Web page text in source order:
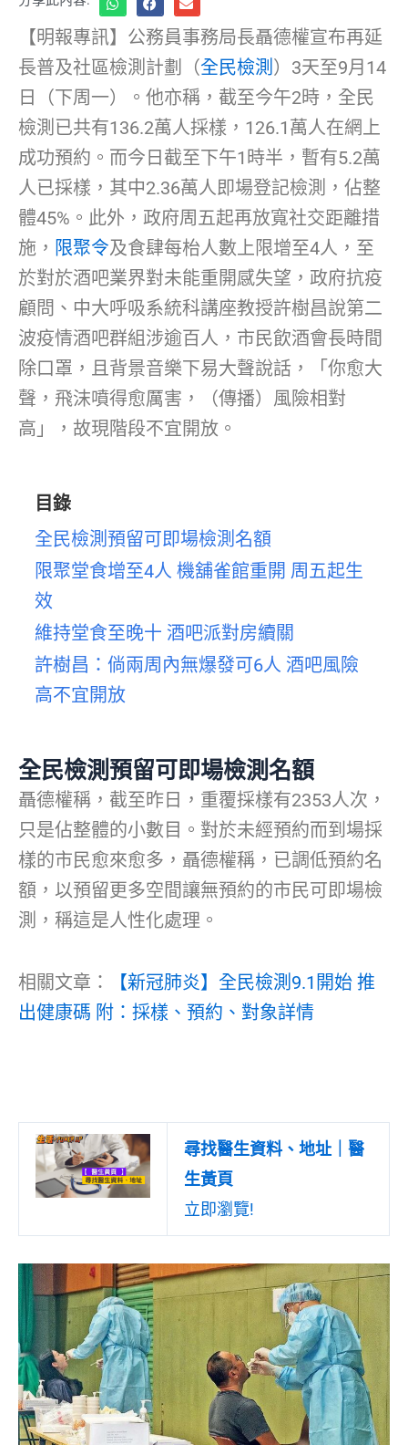
【明報專訊】公務員事務局長聶德權宣布再延
長普及社區檢測計劃（全民檢測 ）3天至9月14
日（下周一）。他亦稱，截至今午2時，全民
檢測已共有136.2萬人採樣，126.1萬人在網上
成功預約。而今日截至下午1時半，暫有5.2萬
人已採樣，其中2.36萬人即場登記檢測，佔整
體45%。此外，政府周五起再放寬社交距離措
施， 限聚令及食肆每枱人數上限增至4人，至
於對於酒吧業界對未能重開感失望，政府抗疫
顧問、中大呼吸系統科講座教授許樹昌說第二
波疫情酒吧群組涉逾百人，市民飲酒會長時間
除口罩，且背景音樂下易大聲說話，「你愈大
聲，飛沫噴得愈厲害，（傳播）風險相對
高」，故現階段不宜開放。
目錄
全民檢測預留可即場檢測名額
限聚堂食增至4人 機舖雀館重開 周五起生
效
維持堂食至晚十 酒吧派對房續關
許樹昌：倘兩周內無爆發可6人 酒吧風險
高不宜開放
全民檢測預留可即場檢測名額
聶德權稱，截至昨日，重覆採樣有2353人次，
只是佔整體的小數目。對於未經預約而到場採
樣的市民愈來愈多，聶德權稱，已調低預約名
額，以預留更多空間讓無預約的市民可即場檢
測，稱這是人性化處理。
相關文章：
【新冠肺炎】全民檢測9.1開始 推
出健康碼 附：採樣、預約、對象詳情
尋找醫生資料、地址｜醫
生黃頁
立即瀏覽!